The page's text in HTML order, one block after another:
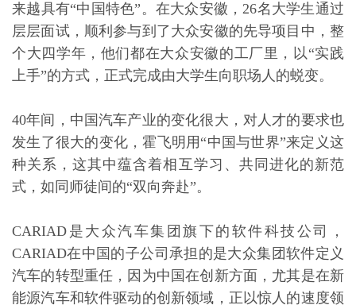
来越具有“中国特色”。在大众安徽，26名大学生通过
层层面试，顺利参与到了大众安徽的先导项目中，整
个大四学年，他们都在大众安徽的工厂里，以“实践
上手”的方式，正式完成由大学生向职场人的蜕变。
40年间，中国汽车产业的变化很大，对人才的要求也
发生了很大的变化，霍飞明用“中国与世界”来定义这
种关系，这其中蕴含着相互学习、共同进化的新范
式，如同师徒间的“双向奔赴”。
CARIAD是大众汽车集团旗下的软件科技公司，
CARIAD在中国的子公司承担的是大众集团软件定义
汽车的转型重任，因为中国在创新方面，尤其是在新
能源汽车和软件驱动的创新领域，正以惊人的速度领